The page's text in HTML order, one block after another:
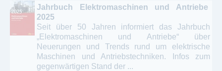
Jahrbuch Elektromaschinen und Antriebe
2025
Seit über 50 Jahren informiert das Jahrbuch
„Elektromaschinen und Antriebe“ über
Neuerungen und Trends rund um elektrische
Maschinen und Antriebstechniken. Infos zum
gegenwärtigen Stand der ...